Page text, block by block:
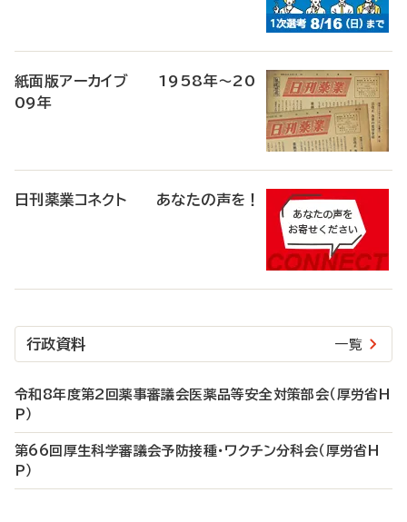
紙面版アーカイブ 1958年～20
09年
日刊薬業コネクト あなたの声を！
行政資料 一覧
令和8年度第2回薬事審議会医薬品等安全対策部会（厚労省H
P）
第66回厚生科学審議会予防接種・ワクチン分科会（厚労省H
P）